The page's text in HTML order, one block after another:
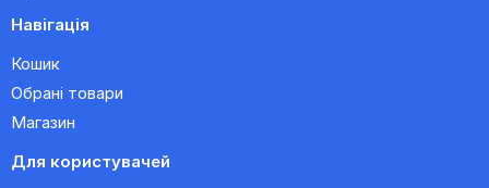
Навігація
Кошик
Обрані товари
Магазин
Для користувачей